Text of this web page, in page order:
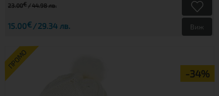
23.00€ 44.98 лв.
15.00€ 29.34 лв. Виж
ПРОМО
-34%